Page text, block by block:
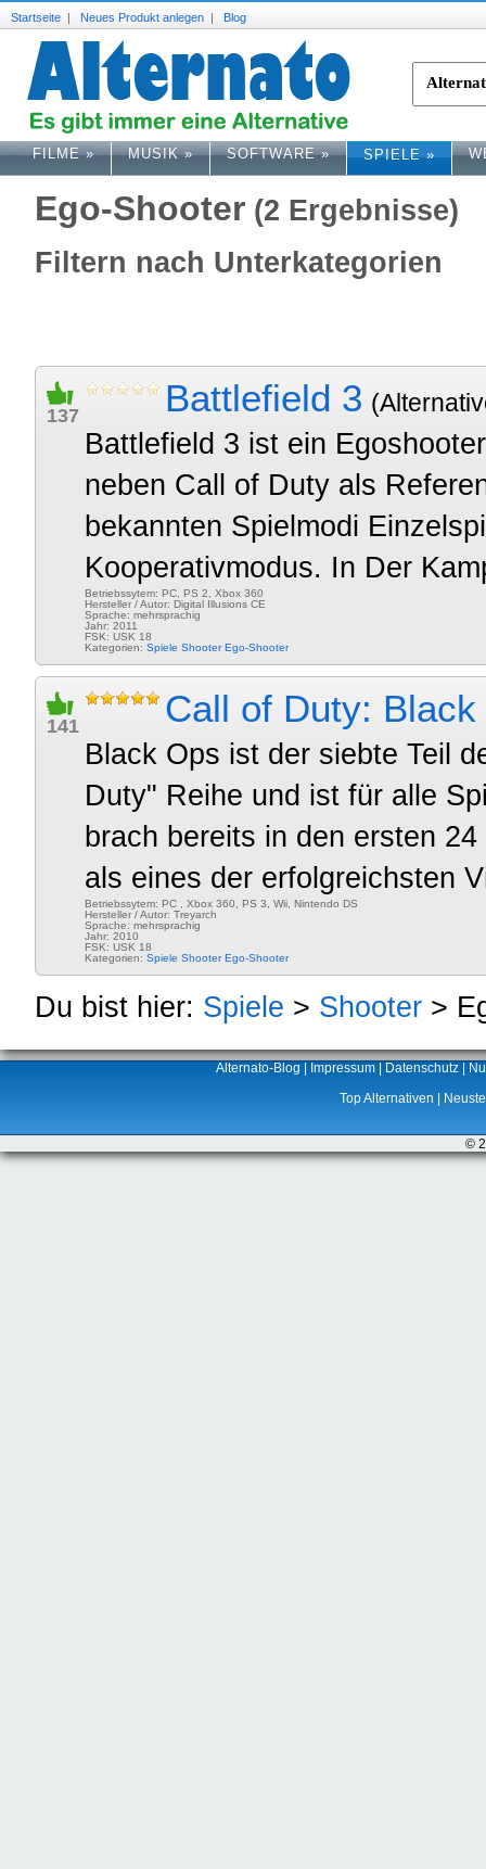
Startseite | Neues Produkt anlegen | Blog
FILME» MUSIK» SOFTWARE» SPIELE»
Ego-Shooter (2 Ergebnisse)
Filtern nach Unterkategorien
137 Battlefield 3
Battlefield 3 ist ein
neben Call of Duty als
bekannten Spielmodi
Kooperativmodus. In Der
Betriebssytem: PC, PS 2, Xbox 360
Hersteller / Autor: Digital Illusions CE
Sprache: mehrsprachig
Jahr: 2011
FSK: USK 18
Kategorien: Spiele Shooter Ego-Shooter
141 Call of Duty: Black
Black Ops ist der siebte Teil
Duty" Reihe und ist für alle
brach bereits in den ersten
als eines der erfolgreichsten
Betriebssytem: PC , Xbox 360, PS 3, Wii, Nintendo DS
Hersteller / Autor: Treyarch
Sprache: mehrsprachig
Jahr: 2010
FSK: USK 18
Kategorien: Spiele Shooter Ego-Shooter
Du bist hier: Spiele > Shooter >
Alternato-Blog Impressum Datenschutz
Top Alternativen
©